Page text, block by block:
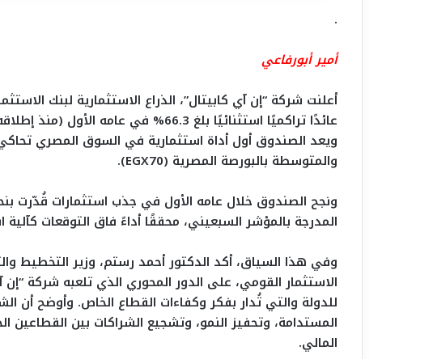
.
أمير أبورفاعي
ويعد الصندوق أول أداة استثمارية في السوق المصري
والمتوسطة بالبورصة المصرية (EGX70).
المدرجة بالمؤشر السبعيني، محققًا أداءً فاق التوقعات
وفي هذا السياق، أكد الدكتور أحمد رستم، وزير التخطيط
الاستثمار القومي، على الدور المحوري الذي تلعبه شركة
للدولة والتي تُدار بفكر وكفاءات القطاع الخاص. وأوضح
المستدامة، وتحفيز النمو، وتشجيع الشراكات بين
المالي.